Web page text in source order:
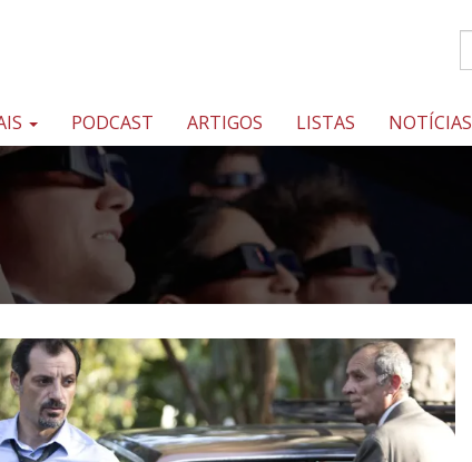
PODCAST ARTIGOS LISTAS NOTÍCIAS